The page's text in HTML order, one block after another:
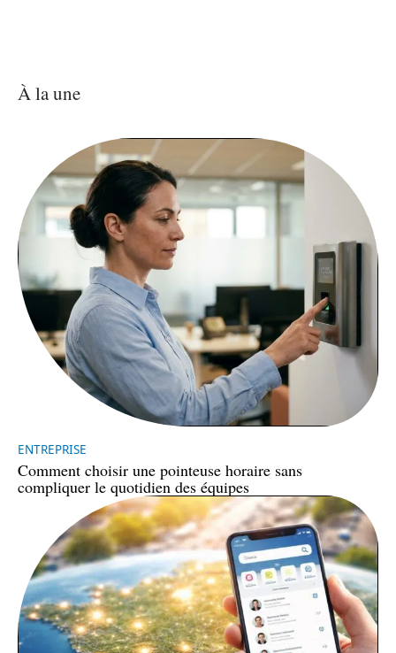
À la une
ENTREPRISE
Comment choisir une pointeuse horaire sans
compliquer le quotidien des équipes